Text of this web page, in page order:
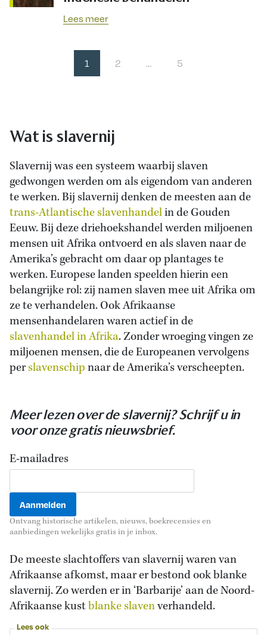
Lees meer
1 2 … 5
Wat is slavernij
Slavernij was een systeem waarbij slaven
gedwongen werden om als eigendom van anderen
te werken. Bij slavernij denken de meesten aan de
trans-Atlantische slavenhandelin de Gouden
Eeuw. Bij deze driehoekshandel werden miljoenen
mensen uit Afrika ontvoerd en als slaven naar de
Amerika’s gebracht om daar op plantages te
werken. Europese landen speelden hierin een
belangrijke rol: zij namen slaven mee uit Afrika om
ze te verhandelen. Ook Afrikaanse
mensenhandelaren waren actief in de
slavenhandel in Afrika. Zonder wroeging vingen ze
miljoenen mensen, die de Europeanen vervolgens
perslavenschipnaar de Amerika’s verscheepten.
Meer lezen over de slavernij? Schrijf u in
voor onze gratis nieuwsbrief.
E-mailadres
Ontvang historische artikelen, nieuws, boekrecensies en
aanbiedingen wekelijks gratis in je inbox.
De meeste slachtoffers van slavernij waren van
Afrikaanse afkomst, maar er bestond ook blanke
slavernij. Zo werden er in ‘Barbarije’ aan de Noord-
Afrikaanse kustblanke slavenverhandeld.
Lees ook